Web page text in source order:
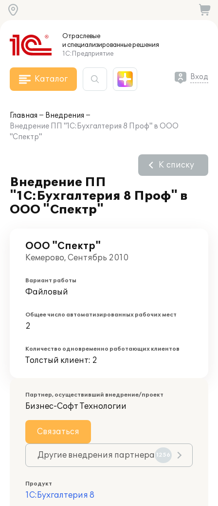
Отраслевые
и специализированныерешения
1С:Предприятие
Каталог Вход
Главная
Внедрения
Внедрение ПП "1С:Бухгалтерия 8 Проф" в ООО
"Спектр"
Внедрение ПП
"1С:Бухгалтерия 8 Проф" в
ООО "Спектр"
К списку
ООО "Спектр"
Кемерово, Сентябрь 2010
Вариант работы
Файловый
Общее число автоматизированных рабочих мест
2
Количество одновременно работающих клиентов
Толстый клиент: 2
Партнер, осуществивший внедрение/проект
Бизнес-Софт Технологии
Связаться
Другие внедрения партнера 1256
Продукт
1С:Бухгалтерия 8